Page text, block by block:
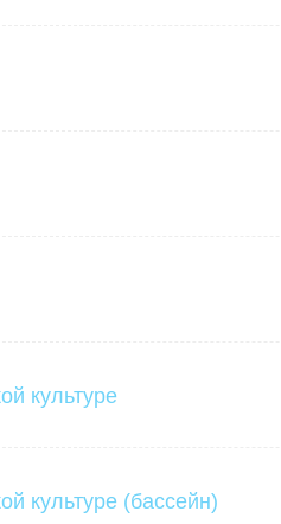
культуре
культуре (бассейн)